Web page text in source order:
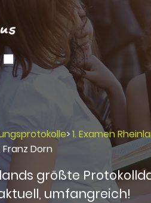
>1. Examen
Dorn
größte
umfangreich!